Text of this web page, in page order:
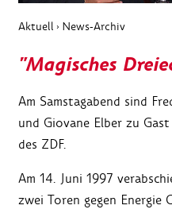
Aktuell › News-Archiv
"Magisches
Am Samstagabend sind
und Giovane Elber zu
des ZDF.
Am 14. Juni 1997
zwei Toren gegen Energie